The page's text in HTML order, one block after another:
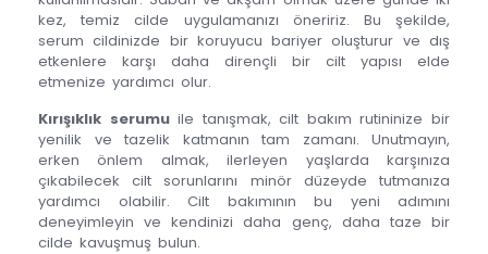
kez, temiz cilde uygulamanızı öneririz. Bu şekilde,
serum cildinizde bir koruyucu bariyer oluşturur ve dış
etkenlere karşı daha dirençli bir cilt yapısı elde
etmenize yardımcı olur.
Kırışıklık serumuile tanışmak, cilt bakım rutininize bir
yenilik ve tazelik katmanın tam zamanı. Unutmayın,
erken önlem almak, ilerleyen yaşlarda karşınıza
çıkabilecek cilt sorunlarını minör düzeyde tutmanıza
yardımcı olabilir. Cilt bakımının bu yeni adımını
deneyimleyin ve kendinizi daha genç, daha taze bir
cilde kavuşmuş bulun.